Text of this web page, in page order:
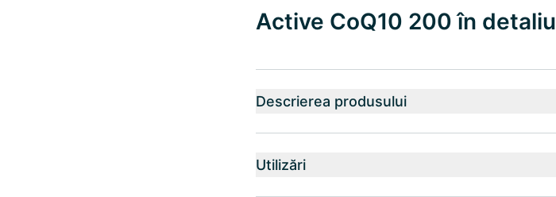
Active CoQ10 200 în detaliu
Descrierea produsului
Utilizări